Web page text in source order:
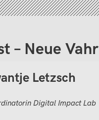
– Neue Vahr
Letzsch
Digital Impact Lab